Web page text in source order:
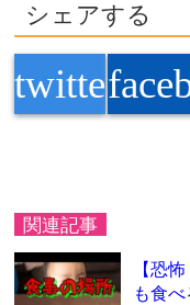
シェアする
twitter
関連記事
【恐
も食